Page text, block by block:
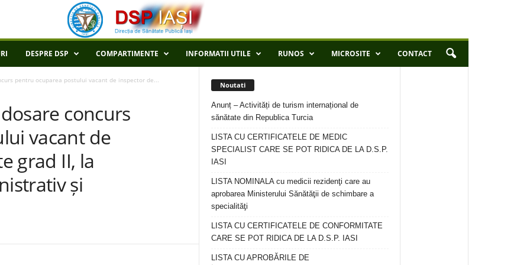
DESPRE DSP COMPARTIMENTE INFORMATII UTILE RUNOS MICROSITE CONTACT
pentru ocuparea postului vacant de inspector de...
concurs
vacant de
grad II, la
și
Noutati
Anunț – Activități de turism internațional de
sănătate din Republica Turcia
LISTA CU CERTIFICATELE DE MEDIC
SPECIALIST CARE SE POT RIDICA DE LA D.S.P.
IASI
LISTA NOMINALA cu medicii rezidenţi care au
aprobarea Ministerului Sănătăţii de schimbare a
specialităţi
LISTA CU CERTIFICATELE DE CONFORMITATE
CARE SE POT RIDICA DE LA D.S.P. IASI
LISTA CU APROBĂRILE DE